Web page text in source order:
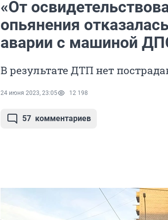
«От
опьянения
аварии с машиной
В результате ДТП нет
24 июня 2023, 23:05 12 198
57 комментариев